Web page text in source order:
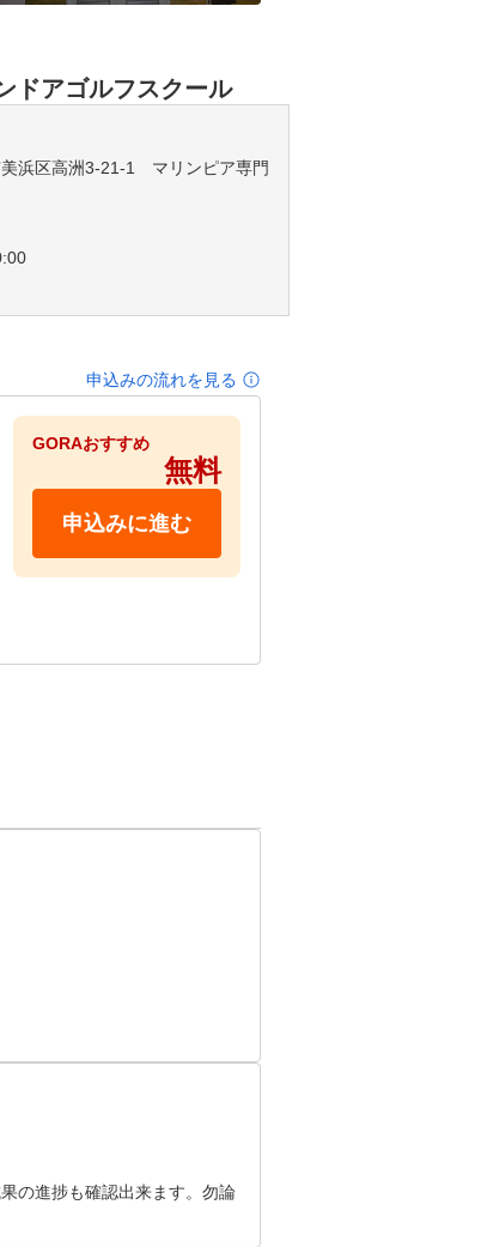
ドアゴルフスクール
浜区高洲3-21-1 マリンピア専門
申込みの流れを見る
GORAおすすめ
無料
申込みに進む
の進捗も確認出来ます。勿論